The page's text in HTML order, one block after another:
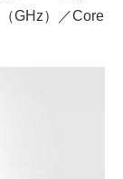
GHz）／Core